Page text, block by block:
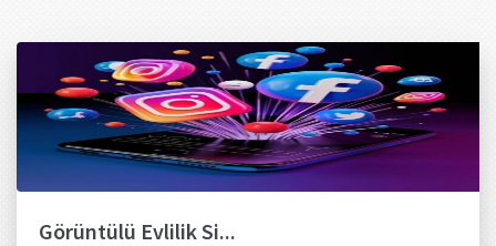
Görüntülü Evlilik Si...